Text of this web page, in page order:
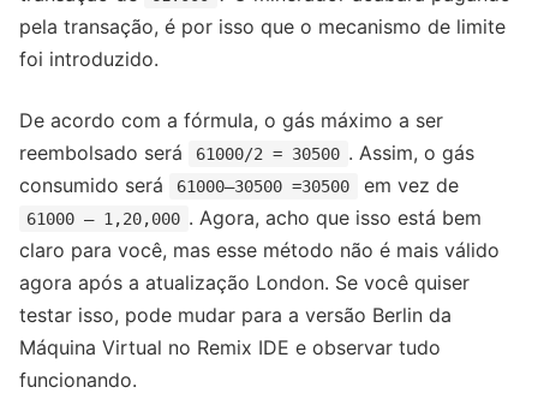
pela transação, é por isso que o mecanismo de limite
foi introduzido.
De acordo com a fórmula, o gás máximo a ser
reembolsado será
61000/2 = 30500 . Assim, o gás
consumido será
61000–30500 =30500 em vez de
61000 – 1,20,000 . Agora, acho que isso está bem
claro para você, mas esse método não é mais válido
agora após a atualização London. Se você quiser
testar isso, pode mudar para a versão Berlin da
Máquina Virtual no Remix IDE e observar tudo
funcionando.